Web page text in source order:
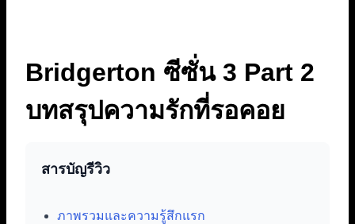
Bridgerton ซีซั่น 3 Part 2
บทสรุปความรักที่รอคอย
สารบัญรีวิว
ภาพรวมและความรู้สึกแรก